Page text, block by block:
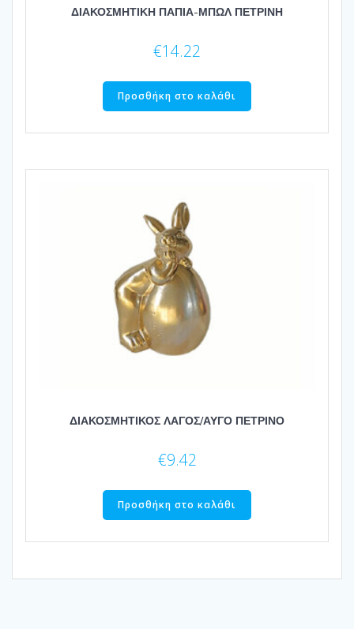
ΔΙΑΚΟΣΜΗΤΙΚΗ ΠΑΠΙΑ-ΜΠΩΛ ΠΕΤΡΙΝΗ
€14.22
Προσθήκη στο καλάθι
ΔΙΑΚΟΣΜΗΤΙΚΟΣ ΛΑΓΟΣ/ΑΥΓΟ ΠΕΤΡΙΝΟ
€9.42
Προσθήκη στο καλάθι